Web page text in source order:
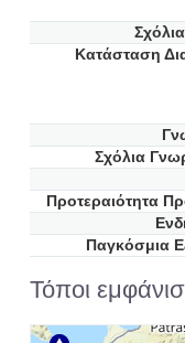
Κατάσταση
Σχόλια
Προτεραιότητα
Παγκόσμια
Τόποι